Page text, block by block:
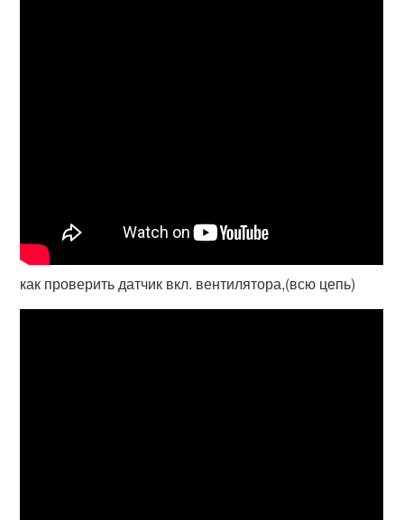
как проверить датчик вкл. вентилятора,(всю цепь)